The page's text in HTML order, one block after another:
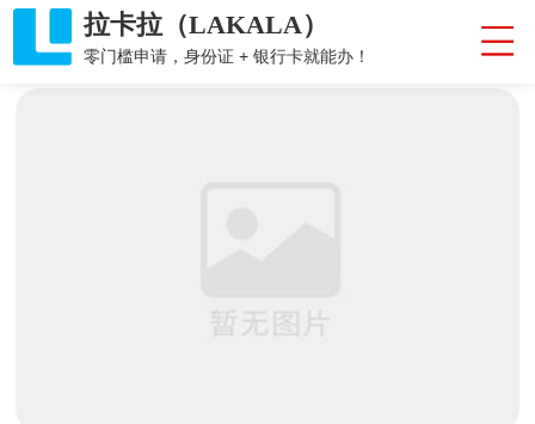
拉卡拉（LAKALA）
零门槛申请，身份证 + 银行卡就能办！